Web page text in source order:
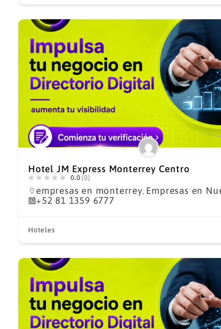
Hotel JM Express Monterrey Centro
0.0 (0)
empresas en monterrey, Empresas en
+52 81 1359 6777
Hoteles